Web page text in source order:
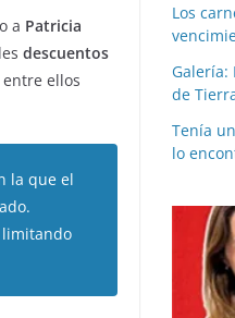
a Patricia
descuentos
entre ellos
la que el
limitando
Los
Galería:
de
Tenía
lo